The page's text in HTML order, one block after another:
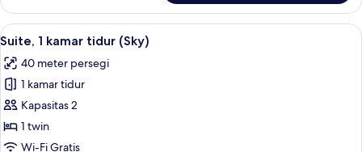
Kamar
Standar
Lihat
semua
foto
untuk
Suite,
1
kamar
Suite, 1 kamar tidur (Sky) | Seprai
5
Suite, 1 kamar tidur (Sky)
40 meter persegi
1 kamar tidur
Kapasitas 2
1 twin
Wi-Fi Gratis